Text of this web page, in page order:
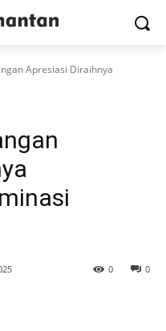
Apresiasi Diraihnya
0
0